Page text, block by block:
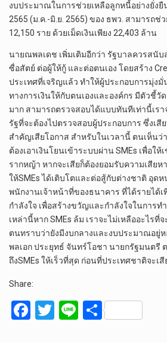
งบประมาณในการช่วยเหลือลูกหนี้อย่างยั่ง
2565 (ม.ค.-มิ.ย. 2565) ของ ธพว. สามารถช่ว
12,150 ราย ด้วยเม็ดเงินเพียง 22,403 ล้าน
นายณพลเดช เพิ่มเติมอีกว่า รัฐบาลควรสนับ
ซื่อสัตย์ ต่อผู้ให้กู้ และต่อตนเอง โดยสร้าง
ประเทศที่เจริญแล้ว ทำให้ผู้ประกอบการมุ่ง
ทางการเงินให้กับตนเองและองค์กร มีตัวชี้วั
มาก สามารถตรวจสอบได้แบบทันทีเท่านี้เร
รัฐที่จะต้องไปตรวจสอบผู้ประกอบการ ซึ่งเสีย
สำคัญเสียโอกาส สำหรับในเวลานี้ ตนเห็นว่
ต้องเอาเงินโยนเข้าระบบผ่าน SMEs เพื่อใ
รากหญ้า หากจะเสียก็ต้องยอมรับความเสียห
ให้SMEs ได้เติบโตและต่อสู้กับต่างชาติ อุด
พนักงานเจ้าหน้าที่ของธนาคาร ที่ได้รายได้เ
กำลังใจ เพื่อสร้างขวัญและกำลังใจในการท
เหล่านี้หาก SMEs ล้ม เราจะไม่เหลืออะไร
ตนทราบว่ายังมีงบกลางและงบประมาณอยู่
พลเอก ประยุทธ์ จันทร์โอชา นายกรัฐมนตรี
ถึงSMEs ให้เร็วที่สุด ก่อนที่ประเทศชาติจะเ
Share:
F
T
Li S